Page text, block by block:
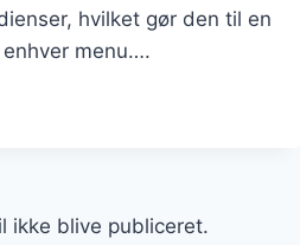
hvilket gør den til en
menu….
ikke blive publiceret.